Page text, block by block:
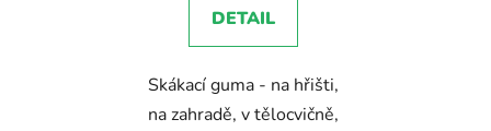
DETAIL
Skákací guma - na hřišti,
na zahradě, v tělocvičně,